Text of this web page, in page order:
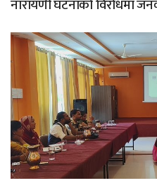
नारायणी घटनाको विरोधमा